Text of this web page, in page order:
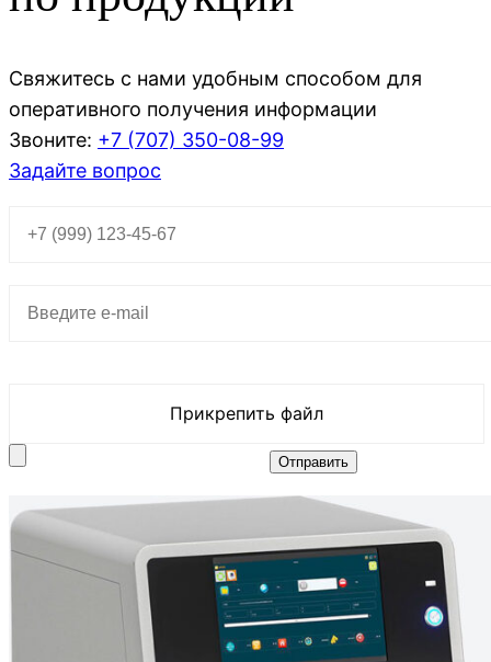
Свяжитесь с нами удобным способом для
оперативного получения информации
Звоните: +7 (707) 350-08-99
Задайте вопрос
Прикрепить файл